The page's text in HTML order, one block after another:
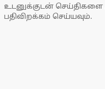
உடனுக்குடன் செய்திகளை
பதிவிறக்கம் செய்யவும்.